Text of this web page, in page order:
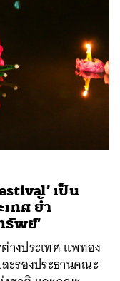
เป็น
ทศ ย้ำ
รัพย์’
างประเทศ แพทอง
ะรองประธานคณะ